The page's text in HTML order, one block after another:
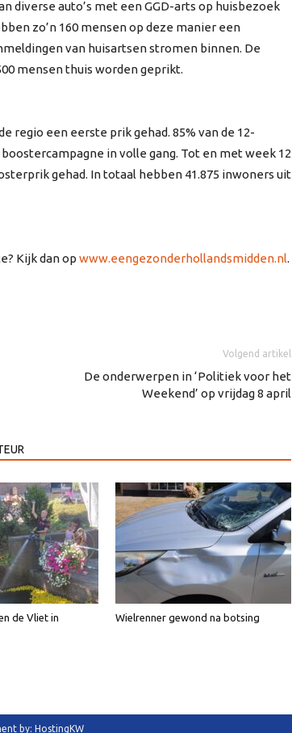
diverse auto’s met eenGGD-arts op huisbezoek
zo’n 160 mensen op deze manier een
van huisartsen stromen binnen. De
mensen thuis worden geprikt.
regio een eerste prik gehad. 85% van de 12-
in volle gang. Tot en met week 12
gehad. In totaal hebben 41.875 inwoners uit
Kijk dan op www.eengezonderhollandsmidden.nl.
Volgend artikel
De onderwerpen in ‘Politiek voor het
Weekend’ op vrijdag 8 april
de Vliet in Wielrenner gewond na botsing
by: HostingKW